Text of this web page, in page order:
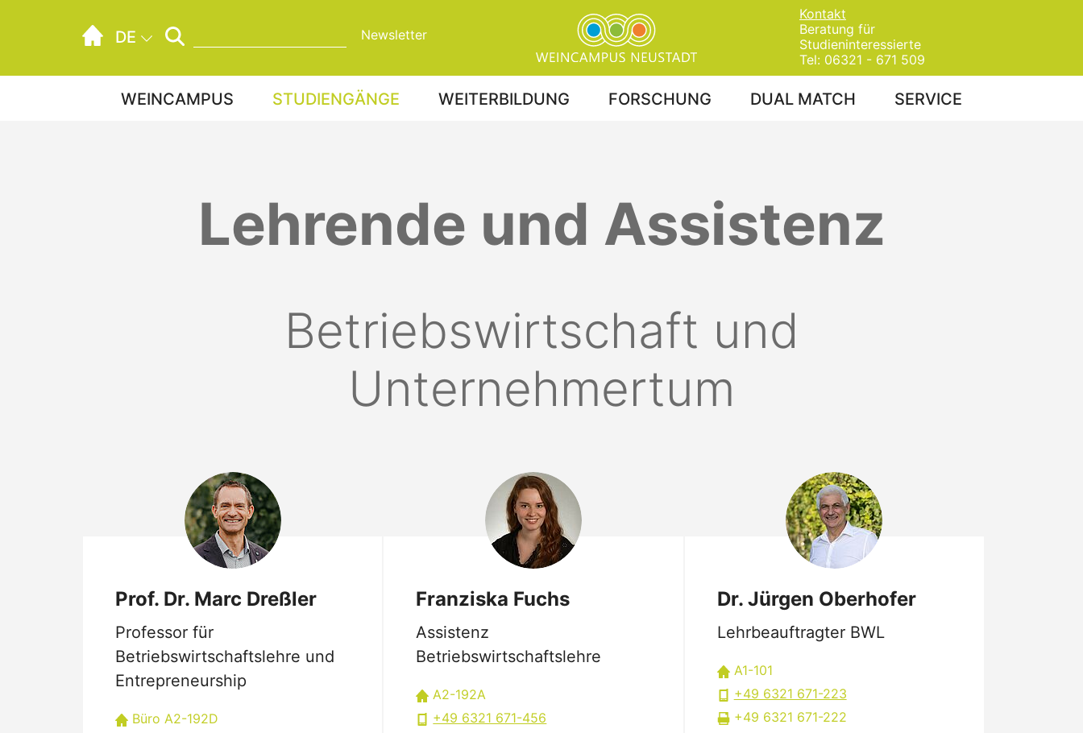
DE Newsletter
Kontakt
Beratung für
Studieninteressierte
Tel: 06321 - 671 509
WEINCAMPUS STUDIENGÄNGE WEITERBILDUNG FORSCHUNG DUAL MATCH SERVICE
Lehrende und Assistenz
Betriebswirtschaft und
Unternehmertum
Prof. Dr. Marc Dreßler
Professor für
Betriebswirtschaftslehre und
Entrepreneurship
Büro A2-192D
Franziska Fuchs
Assistenz
Betriebswirtschaftslehre
A2-192A
+49 6321 671-456
Dr. Jürgen Oberhofer
Lehrbeauftragter BWL
A1-101
+49 6321 671-223
+49 6321 671-222